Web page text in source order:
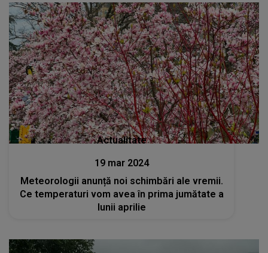
Actualitate
19 mar 2024
Meteorologii anunță noi schimbări ale vremii.
Ce temperaturi vom avea în prima jumătate a
lunii aprilie